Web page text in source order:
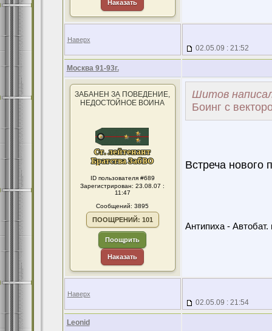
Наказать
Наверх
02.05.09 : 21:52
Москва 91-93г.
ЗАБАНЕН ЗА ПОВЕДЕНИЕ,
НЕДОСТОЙНОЕ ВОИНА
ID пользователя #689
Зарегистрирован: 23.08.07 :
11:47
Сообщений: 3895
ПООЩРЕНИЙ: 101
Поощрить
Наказать
Шитов
Боинг с
Встреча нового
Антипиха - Автобат.
Наверх
02.05.09 : 21:54
Leonid